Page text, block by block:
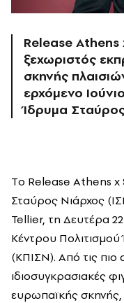
Release Athens
ξεχωριστός
σκηνής
ερχόμενο
Ίδρυμα
Tο Release Athens x
Σταύρος Νιάρχος
Tellier, τη Δευτέρα
Κέντρου
(ΚΠΙΣΝ). Από τις πιο
ιδιοσυγκρασιακές
ευρωπαϊκής σκηνής,